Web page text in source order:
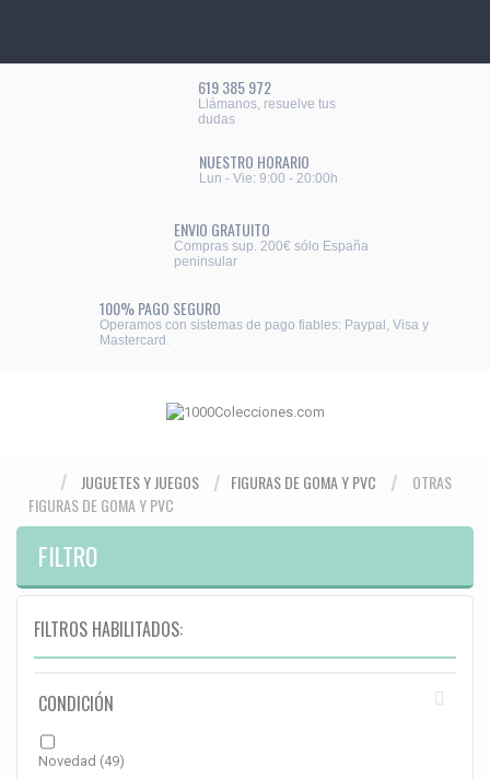
619 385 972
Llámanos, resuelve tus
dudas
NUESTRO HORARIO
Lun - Vie: 9:00 - 20:00h
ENVIO GRATUITO
Compras sup. 200€ sólo España
peninsular
100% PAGO SEGURO
Operamos con sistemas de pago fiables: Paypal, Visa y
Mastercard.
JUGUETES Y JUEGOS FIGURAS DE GOMA Y PVC
OTRAS
FIGURAS DE GOMA Y PVC
FILTRO
FILTROS HABILITADOS:
CONDICIÓN
Novedad (49)